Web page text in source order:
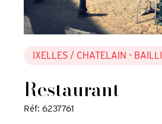
IXELLES / CHATELAIN - BAILLI
Restaurant
Réf: 6237761